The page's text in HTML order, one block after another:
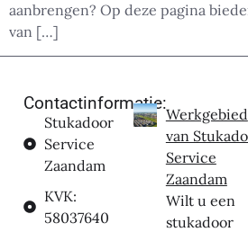
aanbrengen? Op deze pagina
van […]
Contactinformatie:
Stukadoor
Service
Zaandam
KVK:
58037640
Werkgebied
van
Service
Zaandam
Wilt u een
stukadoor